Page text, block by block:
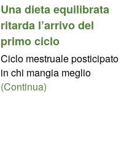
Una dieta equilibrata
ritarda l’arrivo del
primo ciclo
Ciclo mestruale posticipato
in chi mangia meglio
(Continua)